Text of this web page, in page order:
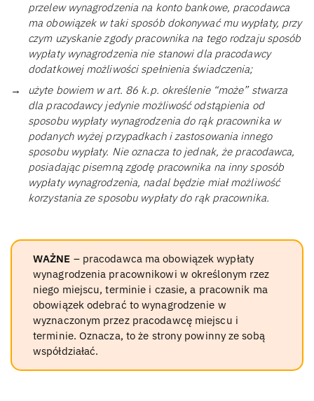
przelew wynagrodzenia na konto bankowe, pracodawca
ma obowiązek w taki sposób dokonywać mu wypłaty, przy
czym uzyskanie zgody pracownika na tego rodzaju sposób
wypłaty wynagrodzenia nie stanowi dla pracodawcy
dodatkowej możliwości spełnienia świadczenia;
użyte bowiem w art. 86 k.p. określenie “może” stwarza
dla pracodawcy jedynie możliwość odstąpienia od
sposobu wypłaty wynagrodzenia do rąk pracownika w
podanych wyżej przypadkach i zastosowania innego
sposobu wypłaty. Nie oznacza to jednak, że pracodawca,
posiadając pisemną zgodę pracownika na inny sposób
wypłaty wynagrodzenia, nadal będzie miał możliwość
korzystania ze sposobu wypłaty do rąk pracownika.
WAŻNE – pracodawca ma obowiązek wypłaty
wynagrodzenia pracownikowi w określonym rzez
niego miejscu, terminie i czasie, a pracownik ma
obowiązek odebrać to wynagrodzenie w
wyznaczonym przez pracodawcę miejscu i
terminie. Oznacza, to że strony powinny ze sobą
współdziałać.